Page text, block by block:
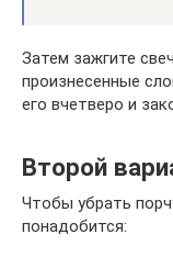
Затем зажгите
произнесенные
его вчетверо и
Второй
Чтобы убрать
понадобится: